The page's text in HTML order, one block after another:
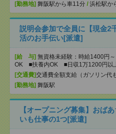
[勤務地] 舞阪駅から車11分 / 浜松駅か
説明会参加で全員に【現金2
活のお手伝い[派遣]
[給 与] 無資格未経験：時給1400円
OK ■扶養内OK ■日収1万1200円以
[交通費]交通費全額支給（ガソリン代
[勤務地] 舞阪駅
【オープニング募集】おば
いも仕事の1つ[派遣]